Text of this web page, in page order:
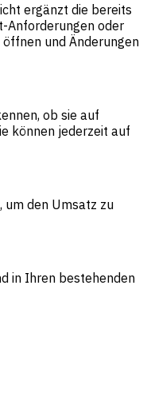
ergänzt die bereits
Anforderungen oder
und Änderungen
ob sie auf
können jederzeit auf
den Umsatz zu
in Ihren bestehenden